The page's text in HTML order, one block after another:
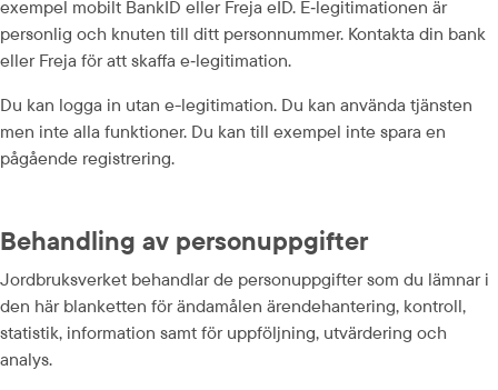
exempel mobilt BankID eller Freja eID. E‑legitimationen är
personlig och knuten till ditt personnummer. Kontakta din bank
eller Freja för att skaffa e‑legitimation.
Du kan logga in utan e-legitimation. Du kan använda tjänsten
men inte alla funktioner. Du kan till exempel inte spara en
pågående registrering.
Behandling av personuppgifter
Jordbruksverket behandlar de personuppgifter som du lämnar i
den här blanketten för ändamålen ärendehantering, kontroll,
statistik, information samt för uppföljning, utvärdering och
analys.